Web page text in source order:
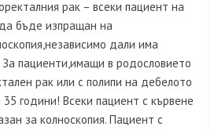
рак – всеки пациент на
бъде изпращан на
дали има
За пациенти,имащи в родословието
рак или с полипи на дебелото
35 години! Всеки пациент с кървене
за колноскопия. Пациент с